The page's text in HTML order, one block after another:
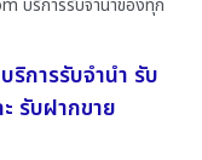
บริการรับจำนำของทุก
ริการรับจำนำ รับ
รับฝากขาย